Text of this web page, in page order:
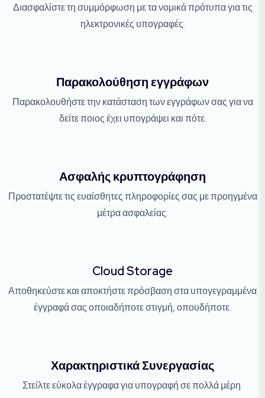
Διασφαλίστε τη συμμόρφωση με τα νομικά πρότυπα για τις
ηλεκτρονικές υπογραφές.
Παρακολούθηση εγγράφων
Παρακολουθήστε την κατάσταση των εγγράφων σας για να
δείτε ποιος έχει υπογράψει και πότε.
Ασφαλής κρυπτογράφηση
Προστατέψτε τις ευαίσθητες πληροφορίες σας με προηγμένα
μέτρα ασφαλείας.
Cloud Storage
Αποθηκεύστε και αποκτήστε πρόσβαση στα υπογεγραμμένα
έγγραφά σας οποιαδήποτε στιγμή, οπουδήποτε.
Χαρακτηριστικά Συνεργασίας
Στείλτε εύκολα έγγραφα για υπογραφή σε πολλά μέρη.